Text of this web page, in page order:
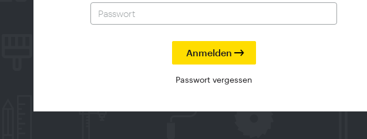
Passwort vergessen